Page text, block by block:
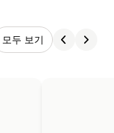
모두 보기